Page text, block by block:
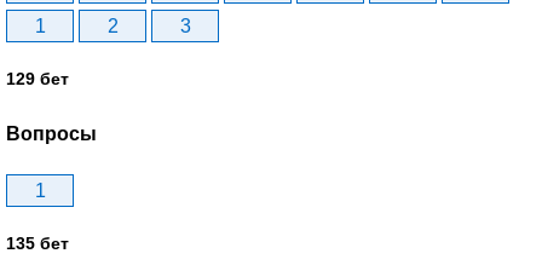
1
2 3
129 бет
Вопросы
1
135 бет